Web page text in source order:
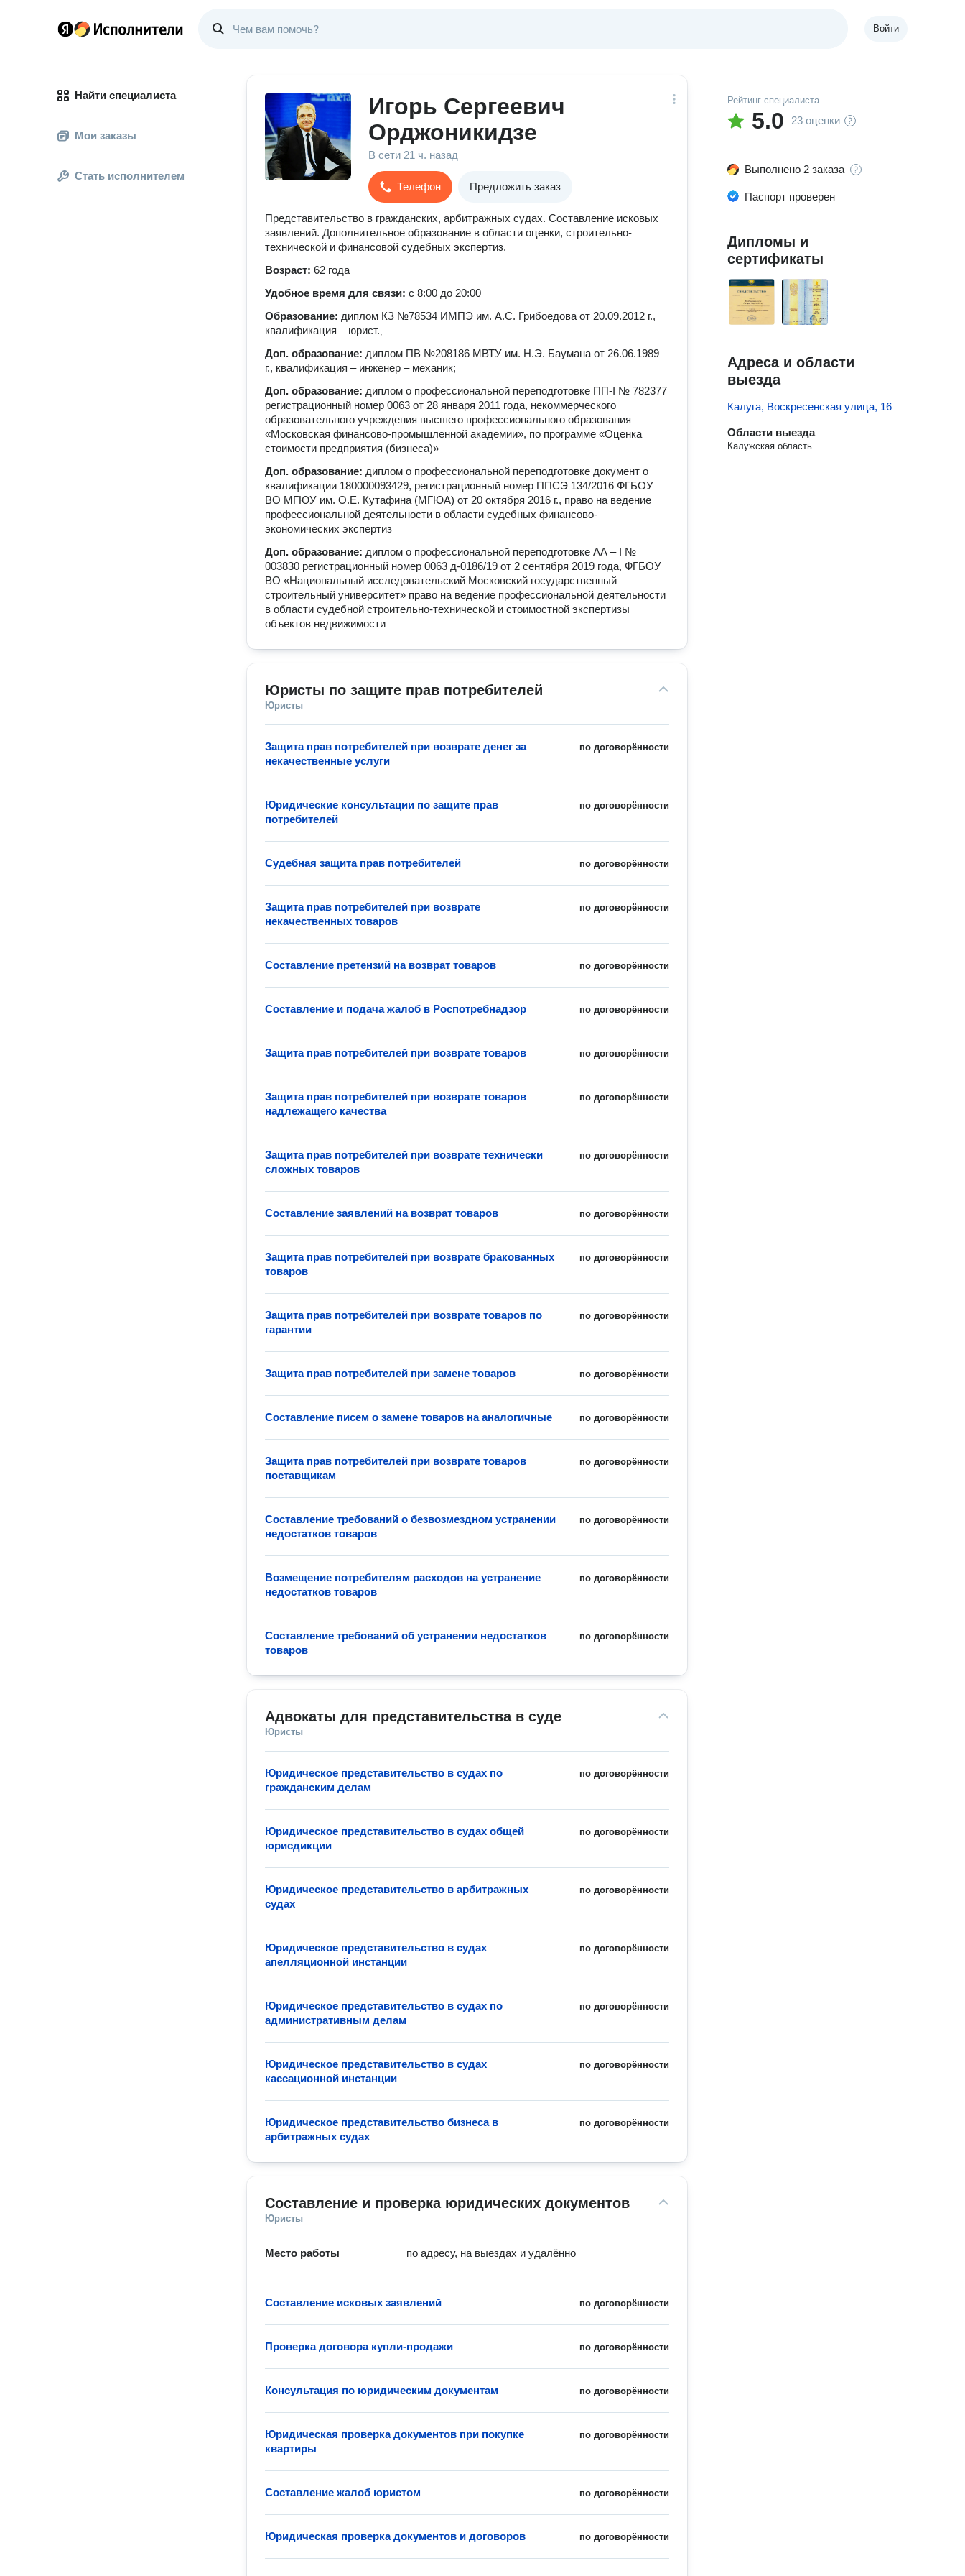
Войти
Найти специалиста
Мои заказы
Стать исполнителем
Игорь Сергеевич
Орджоникидзе
В сети 21 ч. назад
Телефон Предложить заказ
Представительство в гражданских, арбитражных судах. Составление исковых
заявлений. Дополнительное образование в области оценки, строительно-
технической и финансовой судебных экспертиз.
Возраст: 62 года
Удобное время для связи: с 8:00 до 20:00
Образование: диплом КЗ №78534 ИМПЭ им. А.С. Грибоедова от 20.09.2012 г.,
квалификация – юрист.,
Доп. образование: диплом ПВ №208186 МВТУ им. Н.Э. Баумана от 26.06.1989
г., квалификация – инженер – механик;
Доп. образование: диплом о профессиональной переподготовке ПП-I № 782377
регистрационный номер 0063 от 28 января 2011 года, некоммерческого
образовательного учреждения высшего профессионального образования
«Московская финансово-промышленной академии», по программе «Оценка
стоимости предприятия (бизнеса)»
Доп. образование: диплом о профессиональной переподготовке документ о
квалификации 180000093429, регистрационный номер ППСЭ 134/2016 ФГБОУ
ВО МГЮУ им. О.Е. Кутафина (МГЮА) от 20 октября 2016 г., право на ведение
профессиональной деятельности в области судебных финансово-
экономических экспертиз
Доп. образование: диплом о профессиональной переподготовке АА – I №
003830 регистрационный номер 0063 д-0186/19 от 2 сентября 2019 года, ФГБОУ
ВО «Национальный исследовательский Московский государственный
строительный университет» право на ведение профессиональной деятельности
в области судебной строительно-технической и стоимостной экспертизы
объектов недвижимости
Юристы по защите прав потребителей
Юристы
по договорённости
Защита прав потребителей при возврате денег за
некачественные услуги
по договорённости
Юридические консультации по защите прав
потребителей
по договорённости
Судебная защита прав потребителей
по договорённости
Защита прав потребителей при возврате
некачественных товаров
по договорённости
Составление претензий на возврат товаров
по договорённости
Составление и подача жалоб в Роспотребнадзор
по договорённости
Защита прав потребителей при возврате товаров
по договорённости
Защита прав потребителей при возврате товаров
надлежащего качества
по договорённости
Защита прав потребителей при возврате технически
сложных товаров
по договорённости
Составление заявлений на возврат товаров
по договорённости
Защита прав потребителей при возврате бракованных
товаров
по договорённости
Защита прав потребителей при возврате товаров по
гарантии
по договорённости
Защита прав потребителей при замене товаров
по договорённости
Составление писем о замене товаров на аналогичные
по договорённости
Защита прав потребителей при возврате товаров
поставщикам
по договорённости
Составление требований о безвозмездном устранении
недостатков товаров
по договорённости
Возмещение потребителям расходов на устранение
недостатков товаров
по договорённости
Составление требований об устранении недостатков
товаров
Адвокаты для представительства в суде
Юристы
по договорённости
Юридическое представительство в судах по
гражданским делам
по договорённости
Юридическое представительство в судах общей
юрисдикции
по договорённости
Юридическое представительство в арбитражных
судах
по договорённости
Юридическое представительство в судах
апелляционной инстанции
по договорённости
Юридическое представительство в судах по
административным делам
по договорённости
Юридическое представительство в судах
кассационной инстанции
по договорённости
Юридическое представительство бизнеса в
арбитражных судах
Составление и проверка юридических документов
Юристы
Место работы по адресу, на выездах и удалённо
по договорённости
Составление исковых заявлений
по договорённости
Проверка договора купли-продажи
по договорённости
Консультация по юридическим документам
по договорённости
Юридическая проверка документов при покупке
квартиры
по договорённости
Составление жалоб юристом
по договорённости
Юридическая проверка документов и договоров
Рейтинг специалиста
5.0 23 оценки
Выполнено 2 заказа
Паспорт проверен
Дипломы и
сертификаты
Адреса и области
выезда
Калуга, Воскресенская улица, 16
Области выезда
Калужская область